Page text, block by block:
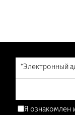
*Электронный
Я ознакомлен